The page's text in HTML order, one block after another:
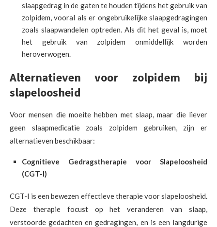
slaapgedrag in de gaten te houden tijdens het gebruik van
zolpidem, vooral als er ongebruikelijke slaapgedragingen
zoals slaapwandelen optreden. Als dit het geval is, moet
het gebruik van zolpidem onmiddellijk worden
heroverwogen.
Alternatieven voor zolpidem bij
slapeloosheid
Voor mensen die moeite hebben met slaap, maar die liever
geen slaapmedicatie zoals zolpidem gebruiken, zijn er
alternatieven beschikbaar:
Cognitieve Gedragstherapie voor Slapeloosheid
(CGT-I)
CGT-I is een bewezen effectieve therapie voor slapeloosheid.
Deze therapie focust op het veranderen van slaap,
verstoorde gedachten en gedragingen, en is een langdurige